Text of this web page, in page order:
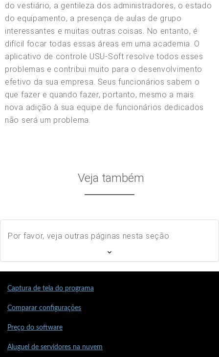
do vestiário, a gentileza dos administradores, o estado
do equipamento, a presença de aulas de grupo
interessantes e muitas outras coisas. No entanto, é
difícil focar todas essas áreas em uma academia. O
aplicativo de controle USU-Soft resolve todos esses
problemas e contribui muito para o desenvolvimento
efetivo da sua empresa. Seus funcionários sabem o
que fazer e quando fazer, portanto, mesmo a mais
nova adição à sua equipe de funcionários dedicados
não será um problema.
Veja também
Por favor, veja outras páginas nesta seção
Captura de tela do programa
Comparar configurações
Preço do software
Aluguel de servidores na nuvem